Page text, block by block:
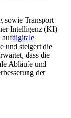
sowie Transport
Intelligenz (KI)
aufdigitale
und steigert die
dass die
Abläufe und
der